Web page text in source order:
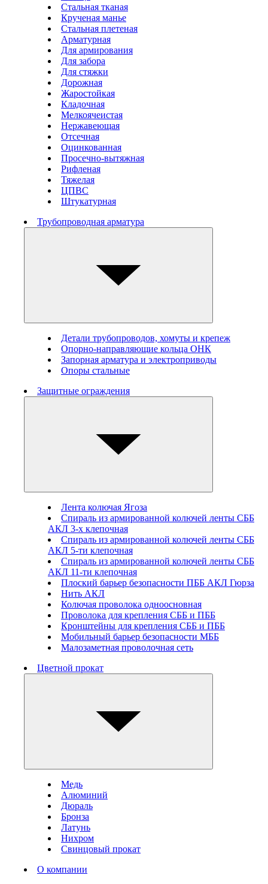
Стальная тканая
Крученая манье
Стальная плетеная
Арматурная
Для армирования
Для забора
Для стяжки
Дорожная
Жаростойкая
Кладочная
Мелкоячеистая
Нержавеющая
Отсечная
Оцинкованная
Просечно-вытяжная
Рифленая
Тяжелая
ЦПВС
Штукатурная
Трубопроводная арматура
Детали трубопроводов, хомуты и крепеж
Опорно-направляющие кольца ОНК
Запорная арматура и электроприводы
Опоры стальные
Защитные ограждения
Лента колючая Ягоза
Спираль из армированной колючей ленты СББ
АКЛ 3-х клепочная
Спираль из армированной колючей ленты СББ
АКЛ 5-ти клепочная
Спираль из армированной колючей ленты СББ
АКЛ 11-ти клепочная
Плоский барьер безопасности ПББ АКЛ Гюрза
Нить АКЛ
Колючая проволока одноосновная
Проволока для крепления СББ и ПББ
Кронштейны для крепления СББ и ПББ
Мобильный барьер безопасности МББ
Малозаметная проволочная сеть
Цветной прокат
Медь
Алюминий
Дюраль
Бронза
Латунь
Нихром
Свинцовый прокат
О компании